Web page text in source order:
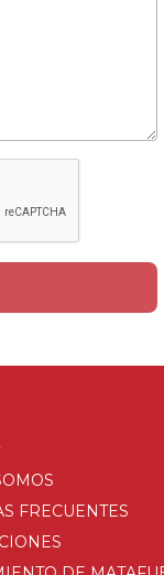
FRECUENTES